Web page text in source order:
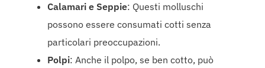
Calamari e Seppie: Questi molluschi
possono essere consumati cotti senza
particolari preoccupazioni.
Polpi: Anche il polpo, se ben cotto, può